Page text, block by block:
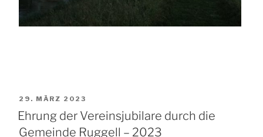
VERÖFFENTLICHT
AM
29. MÄRZ 2023
Ehrung der Vereinsjubilare durch die
Gemeinde Ruggell – 2023